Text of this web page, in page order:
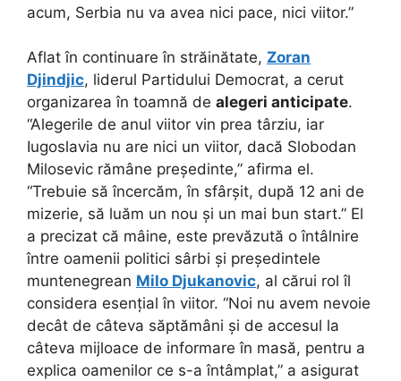
acum, Serbia nu va avea nici pace, nici viitor.”
Aflat în continuare în străinătate, Zoran
Djindjic, liderul Partidului Democrat, a cerut
organizarea în toamnă de alegeri anticipate.
“Alegerile de anul viitor vin prea târziu, iar
Iugoslavia nu are nici un viitor, dacă Slobodan
Milosevic rămâne președinte,” afirma el.
“Trebuie să încercăm, în sfârșit, după 12 ani de
mizerie, să luăm un nou și un mai bun start.” El
a precizat că mâine, este prevăzută o întâlnire
între oamenii politici sârbi și președintele
muntenegrean Milo Djukanovic, al cărui rol îl
considera esențial în viitor. “Noi nu avem nevoie
decât de câteva săptămâni și de accesul la
câteva mijloace de informare în masă, pentru a
explica oamenilor ce s-a întâmplat,” a asigurat